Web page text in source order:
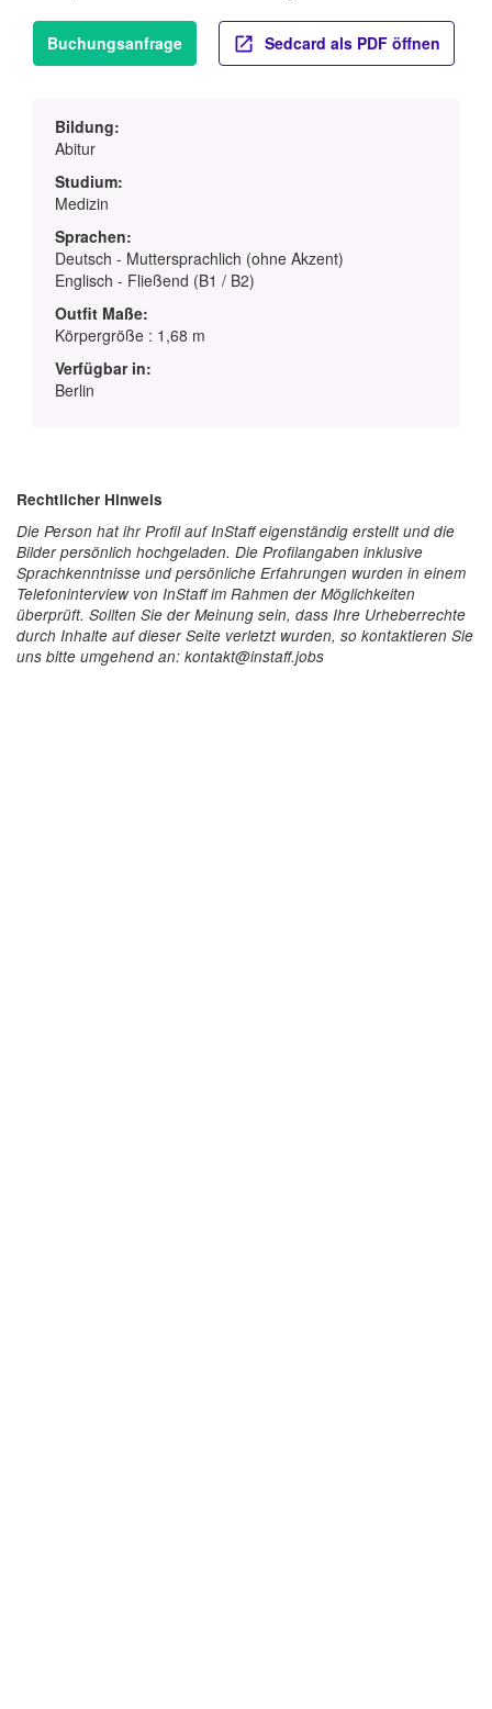
Buchungsanfrage Sedcard als PDF öffnen
Bildung:
Abitur
Studium:
Medizin
Sprachen:
Deutsch - Muttersprachlich (ohne Akzent)
Englisch - Fließend (B1 / B2)
Outfit Maße:
Körpergröße : 1,68 m
Verfügbar in:
Berlin
Rechtlicher Hinweis
Die Person hat ihr Profil auf InStaff eigenständig erstellt und die
Bilder persönlich hochgeladen. Die Profilangaben inklusive
Sprachkenntnisse und persönliche Erfahrungen wurden in einem
Telefoninterview von InStaff im Rahmen der Möglichkeiten
überprüft. Sollten Sie der Meinung sein, dass Ihre Urheberrechte
durch Inhalte auf dieser Seite verletzt wurden, so kontaktieren Sie
uns bitte umgehend an: kontakt@instaff.jobs